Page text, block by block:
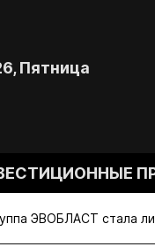
Пятница
ЭВОБЛАСТ стала